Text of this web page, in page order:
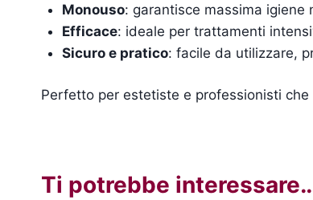
Monouso: garantisce massima igiene
Efficace: ideale per trattamenti
Sicuro e pratico: facile da utilizzare,
Perfetto per estetiste e professionisti
Ti potrebbe